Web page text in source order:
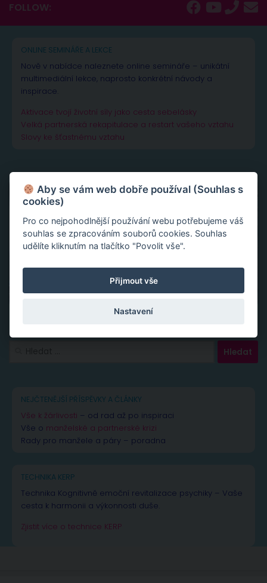
FOLLOW:
ONLINE SEMINÁŘE A LEKCE
Nově v nabídce naleznete online semináře – unikátní
multimediální lekce, naprosto konkrétní návody a
inspirace.
Aktivace tvojí životní síly jako cesta sebelásky
Velká partnerská rekapitulace a restart vašeho vztahu
Slovy ke šťastnému vztahu
NEJČTENĚJŠÍ PŘÍSPĚVKY A ČLÁNKY
Vše k žárlivosti – od rad až po inspiraci
Vše o manželské a partnerské krizi
Rady pro manžele a páry – poradna
TECHNIKA KERP
Technika Kognitivně emoční revitalizace psychiky – Vaše
cesta k harmonii a výkonnosti duše.
Zjistit více o technice KERP
Aby se vám web dobře používal (Souhlas s
cookies)
Pro co nejpohodlnější používání webu potřebujeme váš
souhlas se zpracováním souborů cookies. Souhlas
udělíte kliknutím na tlačítko "Povolit vše".
Přijmout vše
Nastavení